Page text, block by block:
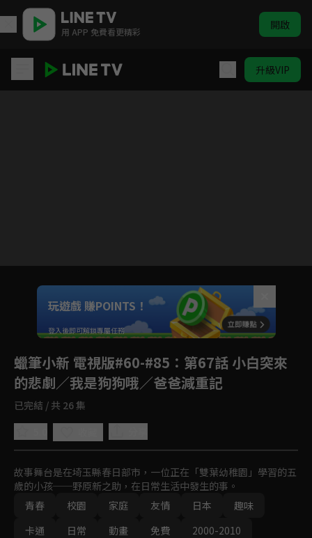
用 APP 免費看更精彩 開啟
升級VIP
Unmute
如有不便請見諒
玩遊戲 賺POINTS！
登入後即可解鎖專屬任務
蠟筆小新 電視版#60-#85 ：第67話 小白突來
的悲劇／我是狗狗哦／爸爸減重記
已完結 / 共 26 集
故事舞台是在埼玉縣春日部市，一位正在「雙葉幼稚園」學習的五
歲的小孩──野原新之助，在日常生活中發生的事。
青春
校園 家庭 友情 日本
趣味
卡通
日常 動畫 免費 2000-2010